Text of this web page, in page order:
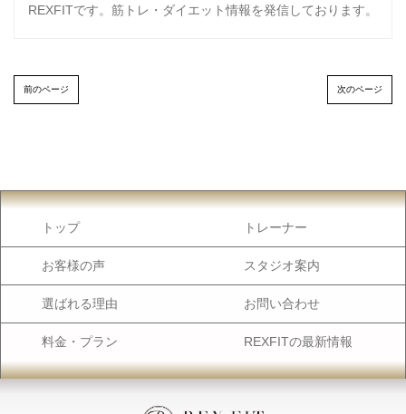
REXFITです。筋トレ・ダイエット情報を発信しております。
前のページ 次のページ
トップ トレーナー
お客様の声 スタジオ案内
選ばれる理由 お問い合わせ
料金・プラン REXFITの最新情報